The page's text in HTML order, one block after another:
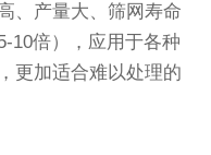
、产量大、筛网寿命
10倍），应用于各种
更加适合难以处理的